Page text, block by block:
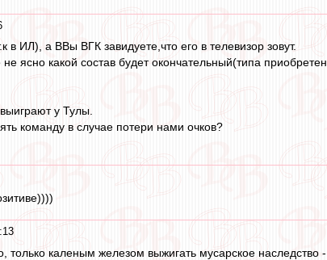
в ИЛ), а ВВы ВГК завидуете,что его в телевизор зовут.
ясно какой состав будет окончательный(типа
у Тулы.
команду в случае потери нами очков?
только каленым железом выжигать мусарское